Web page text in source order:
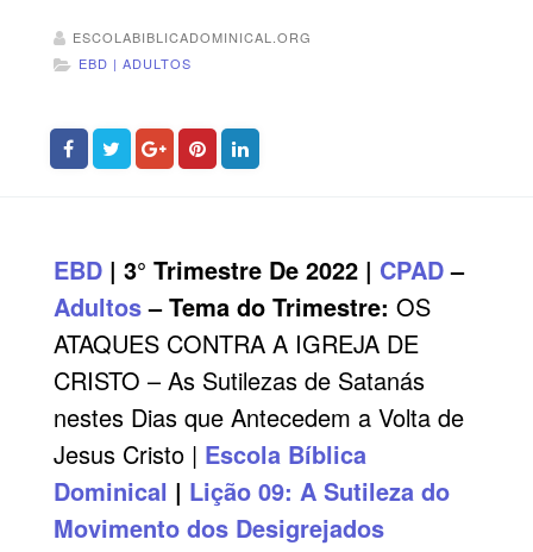
ESCOLABIBLICADOMINICAL.ORG
EBD | ADULTOS
EBD| 3° Trimestre De 2022 | CPAD–
Adultos– Tema do Trimestre: OS
ATAQUES CONTRA A IGREJA DE
CRISTO – As Sutilezas de Satanás
nestes Dias que Antecedem a Volta de
Jesus Cristo | Escola Bíblica
Dominical | Lição 09: A Sutileza do
Movimento dos Desigrejados